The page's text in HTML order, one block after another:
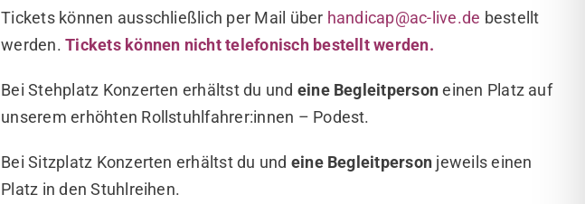
Tickets können ausschließlich per Mail über handicap@ac-live.de bestellt
werden.Tickets können nicht telefonisch bestellt werden.
Bei Stehplatz Konzerten erhältst du und eine Begleitpersoneinen Platz auf
unserem erhöhten Rollstuhlfahrer:innen – Podest.
Bei Sitzplatz Konzerten erhältst du und eine Begleitperson jeweils einen
Platz in den Stuhlreihen.